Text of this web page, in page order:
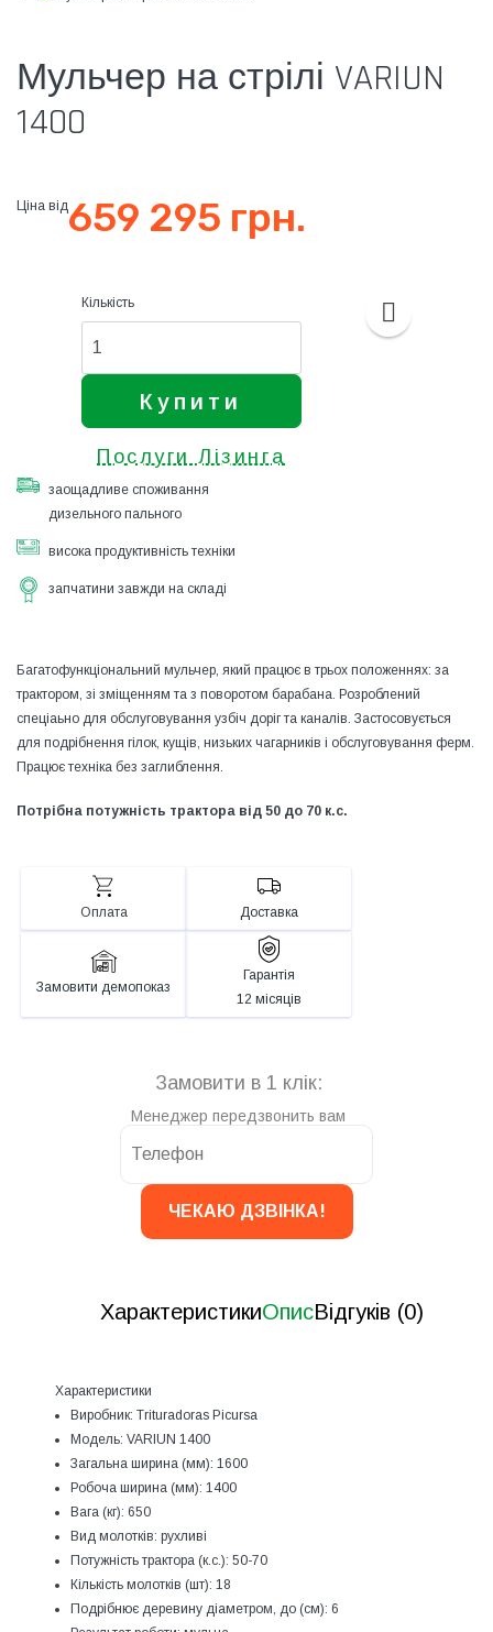
Мульчер на стрілі VARIUN
1400
Ціна від659 295 грн.
Кількість
Купити
Послуги Лізинга
заощадливе споживання
дизельного пального
висока продуктивність техніки
запчатини завжди на складі
Багатофункціональний мульчер, який працює в трьох положеннях: за
трактором, зі зміщенням та з поворотом барабана. Розроблений
спеціаьно для обслуговування узбіч доріг та каналів. Застосовується
для подрібнення гілок, кущів, низьких чагарників і обслуговування ферм.
Працює техніка без заглиблення.
Потрібна потужність трактора від 50 до 70 к.с.
Оплата Доставка
Замовити демопоказ
Гарантія
12 місяців
Замовити в 1 клік:
Менеджер передзвонить вам
ХарактеристикиОписВідгуків (0)
Характеристики
Виробник: Trituradoras Picursa
Модель: VARIUN 1400
Загальна ширина (мм): 1600
Робоча ширина (мм): 1400
Вага (кг): 650
Вид молотків: рухливі
Потужність трактора (к.с.): 50-70
Кількість молотків (шт): 18
Подрібнює деревину діаметром, до (см): 6